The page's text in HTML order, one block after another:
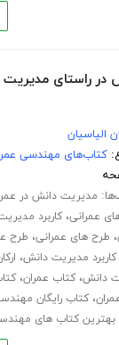
در راستای
الیاسیان
کتاب‌های مهندسی
مدیریت دانش در
عمرانی،کاربرد
، طرح های عمرانی، طرح
کاربرد مدیریت دانش،
دانش،کتاب عمران،
،کتاب رایگان
بهترین کتاب های